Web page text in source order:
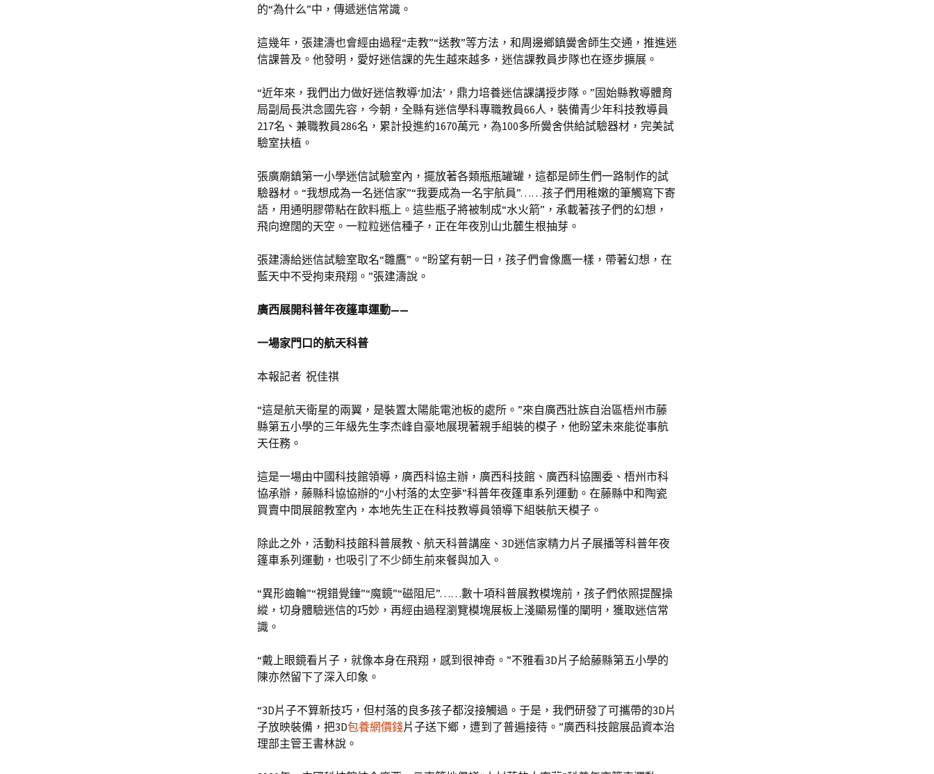
的“為什么”中，傳遞迷信常識。
這幾年，張建濤也會經由過程“走教”“送教”等方法，和周邊鄉鎮黌舍師生交通，推進迷
信課普及。他發明，愛好迷信課的先生越來越多，迷信課教員步隊也在逐步擴展。
“近年來，我們出力做好迷信教導‘加法’，鼎力培養迷信課講授步隊。”固始縣教導體育
局副局長洪念國先容，今朝，全縣有迷信學科專職教員66人，裝備青少年科技教導員
217名、兼職教員286名，累計投進約1670萬元，為100多所黌舍供給試驗器材，完美試
驗室扶植。
張廣廟鎮第一小學迷信試驗室內，擺放著各類瓶瓶罐罐，這都是師生們一路制作的試
驗器材。“我想成為一名迷信家”“我要成為一名宇航員”……孩子們用稚嫩的筆觸寫下寄
語，用通明膠帶粘在飲料瓶上。這些瓶子將被制成“水火箭”，承載著孩子們的幻想，
飛向遼闊的天空。一粒粒迷信種子，正在年夜別山北麓生根抽芽。
張建濤給迷信試驗室取名“雛鷹”。“盼望有朝一日，孩子們會像鷹一樣，帶著幻想，在
藍天中不受拘束飛翔。”張建濤說。
廣西展開科普年夜篷車運動——
一場家門口的航天科普
本報記者 祝佳祺
“這是航天衛星的兩翼，是裝置太陽能電池板的處所。”來自廣西壯族自治區梧州市藤
縣第五小學的三年級先生李杰峰自豪地展現著親手組裝的模子，他盼望未來能從事航
天任務。
這是一場由中國科技館領導，廣西科協主辦，廣西科技館、廣西科協團委、梧州市科
協承辦，藤縣科協協辦的“小村落的太空夢”科普年夜篷車系列運動。在藤縣中和陶瓷
買賣中間展館教室內，本地先生正在科技教導員領導下組裝航天模子。
除此之外，活動科技館科普展教、航天科普講座、3D迷信家精力片子展播等科普年夜
篷車系列運動，也吸引了不少師生前來餐與加入。
“異形齒輪”“視錯覺鐘”“魔鏡”“磁阻尼”……數十項科普展教模塊前，孩子們依照提醒操
縱，切身體驗迷信的巧妙，再經由過程瀏覽模塊展板上淺顯易懂的闡明，獲取迷信常
識。
“戴上眼鏡看片子，就像本身在飛翔，感到很神奇。”不雅看3D片子給藤縣第五小學的
陳亦然留下了深入印象。
“3D片子不算新技巧，但村落的良多孩子都沒接觸過。于是，我們研發了可攜帶的3D片
子放映裝備，把3D包養網價錢片子送下鄉，遭到了普遍接待。”廣西科技館展品資本治
理部主管王書林說。